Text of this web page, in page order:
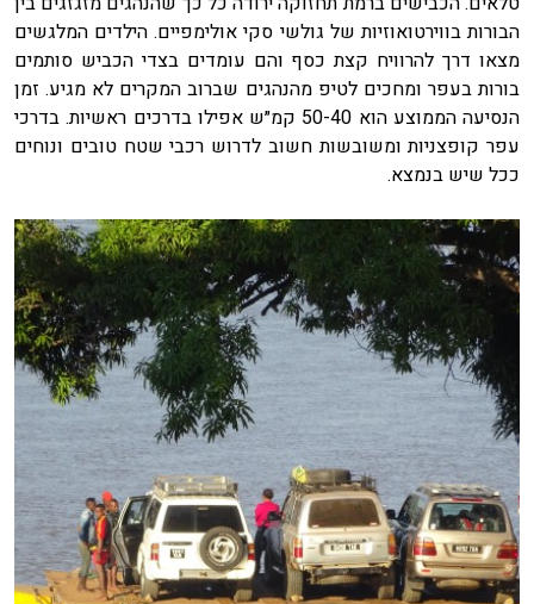
הבורות בווירטואוזיות של גולשי סקי אולימפיים. הילדים המלגשים
מצאו דרך להרוויח קצת כסף והם עומדים בצדי הכביש סותמים
בורות בעפר ומחכים לטיפ מהנהגים שברוב המקרים לא מגיע. זמן
הנסיעה הממוצע הוא 50-40 קמ״ש אפילו בדרכים ראשיות. בדרכי
עפר קופצניות ומשובשות חשוב לדרוש רכבי שטח טובים ונוחים
ככל שיש בנמצא.